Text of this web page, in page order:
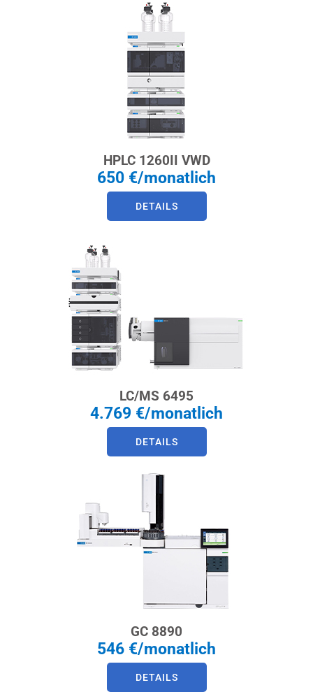
HPLC 1260II VWD
650 €/monatlich
DETAILS
LC/MS 6495
4.769 €/monatlich
DETAILS
GC 8890
546 €/monatlich
DETAILS